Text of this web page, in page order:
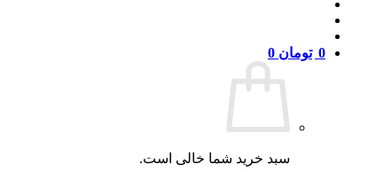
0 تومان 0
سبد خرید شما خالی است.